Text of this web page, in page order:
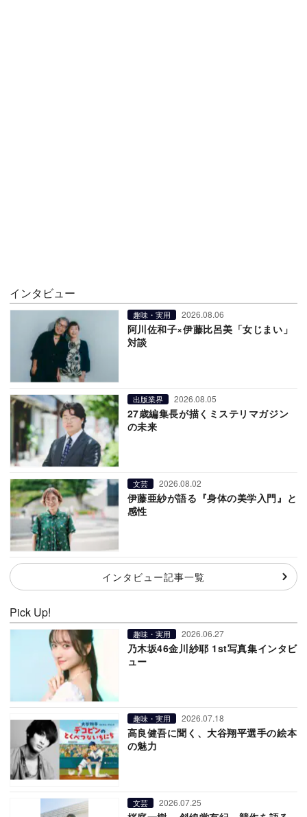
インタビュー
趣味・実用 2026.08.06
阿川佐和子×伊藤比呂美「女じまい」
対談
出版業界 2026.08.05
27歳編集長が描くミステリマガジン
の未来
文芸 2026.08.02
伊藤亜紗が語る『身体の美学入門』と
感性
インタビュー記事一覧
Pick Up!
趣味・実用 2026.06.27
乃木坂46金川紗耶 1st写真集インタビ
ュー
趣味・実用 2026.07.18
高良健吾に聞く、大谷翔平選手の絵本
の魅力
文芸 2026.07.25